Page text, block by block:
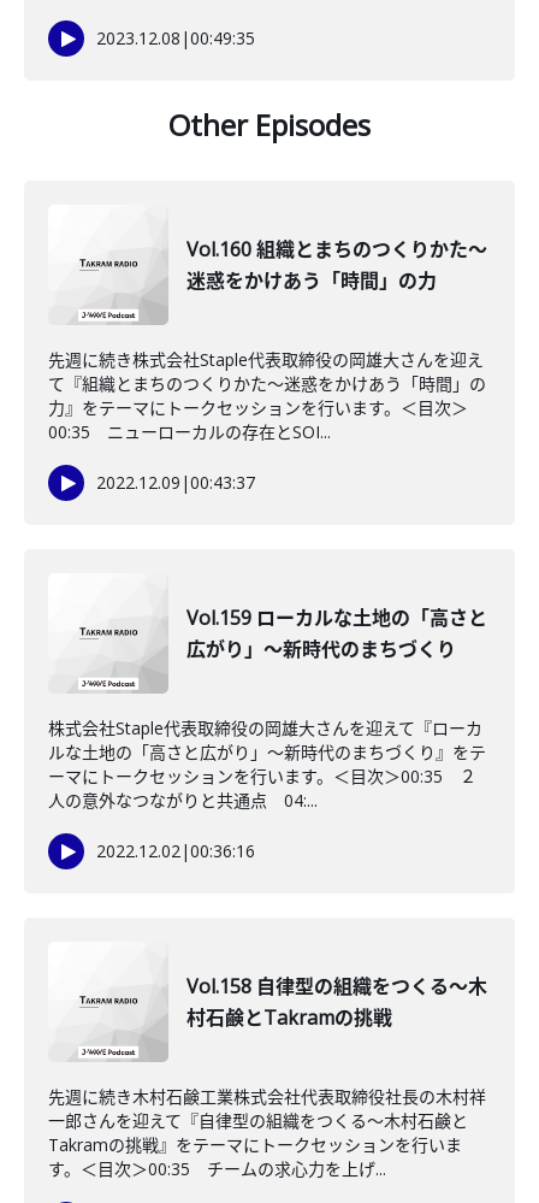
2023.12.08 |00:49:35
Other Episodes
Vol.160 組織とまちのつくりかた～
迷惑をかけあう「時間」の力
先週に続き株式会社Staple代表取締役の岡雄大さんを迎え
て『組織とまちのつくりかた～迷惑をかけあう「時間」の
力』をテーマにトークセッションを行います。＜目次＞
00:35 ニューローカルの存在とSOI...
2022.12.09 |00:43:37
Vol.159 ローカルな土地の「高さと
広がり」～新時代のまちづくり
株式会社Staple代表取締役の岡雄大さんを迎えて『ローカ
ルな土地の「高さと広がり」～新時代のまちづくり』をテ
ーマにトークセッションを行います。＜目次＞00:35 ２
人の意外なつながりと共通点 04:...
2022.12.02|00:36:16
Vol.158 自律型の組織をつくる～木
村石鹸とTakramの挑戦
先週に続き木村石鹸工業株式会社代表取締役社長の木村祥
一郎さんを迎えて『自律型の組織をつくる～木村石鹸と
Takramの挑戦』をテーマにトークセッションを行いま
す。＜目次＞00:35 チームの求心力を上げ...